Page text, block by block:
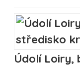
Údolí Loiry,